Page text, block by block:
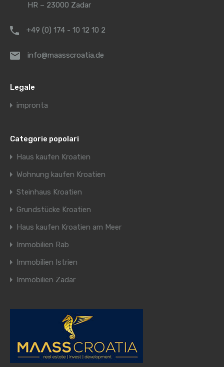
HR – 23000 Zadar
+49 (0) 174 - 10 12 10 2
info@maasscroatia.de
Legale
impronta
Categorie popolari
Haus kaufen Kroatien
Wohnung kaufen Kroatien
Steinhaus Kroatien
Grundstücke Kroatien
Haus kaufen Kroatien am Meer
Immobilien Rab
Immobilien Istrien
Immobilien Zadar